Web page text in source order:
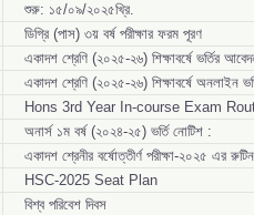
শুরু: ১৫/০৯/২০২৫খ্রি.
ডিগ্রি (পাস) ৩য় বর্ষ পরীক্ষার ফরম পূরণ
একাদশ শ্রেণি (২০২৫-২৬) শিক্ষাবর্ষে ভর্তির
একাদশ শ্রেণি (২০২৫-২৬) শিক্ষাবর্ষে অনলাইন
Hons 3rd Year In-course Exam
অনার্স ১ম বর্ষ (২০২৪-২৫) ভর্তি নোটিশ :
একাদশ শ্রেনীর বর্ষোত্তীর্ণ পরীক্ষা-২০২৫ এর রুটিন
HSC-2025 Seat Plan
বিশ্ব পরিবেশ দিবস